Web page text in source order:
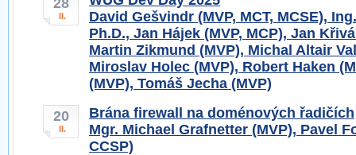
28
II.
David Gešvindr (MVP, MCT, MCSE),
Ph.D., Jan Hájek (MVP, MCP), Jan
Martin Zikmund (MVP), Michal Altair
Miroslav Holec (MVP), Robert Haken
(MVP), Tomáš Jecha (MVP)
20
II.
Brána firewall na doménových řadičích
Mgr. Michael Grafnetter (MVP), Pavel
CCSP)